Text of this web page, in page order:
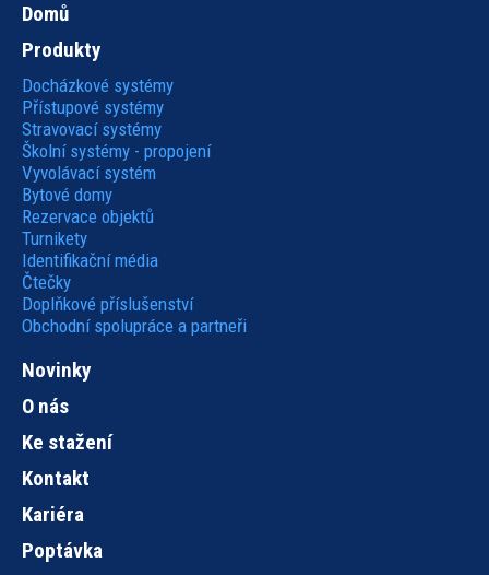
Hlavní
navigace
Domů
Produkty
Docházkové systémy
Přístupové systémy
Stravovací systémy
Školní systémy - propojení
Vyvolávací systém
Bytové domy
Rezervace objektů
Turnikety
Identifikační média
Čtečky
Doplňkové příslušenství
Obchodní spolupráce a partneři
Novinky
O nás
Ke stažení
Kontakt
Kariéra
Poptávka